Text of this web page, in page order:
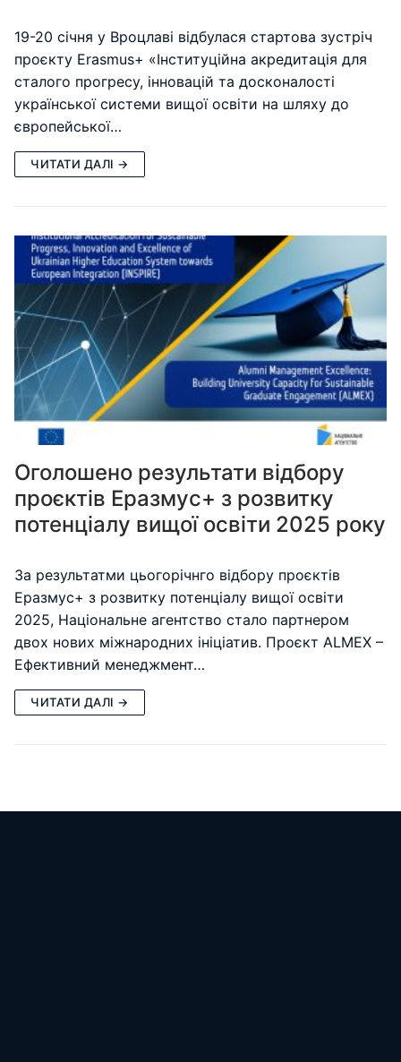
19-20 січня у Вроцлаві відбулася стартова зустріч
проєкту Erasmus+ «Інституційна акредитація для
сталого прогресу, інновацій та досконалості
української системи вищої освіти на шляху до
європейської…
ЧИТАТИ ДАЛІ →
Оголошено результати відбору
проєктів Еразмус+ з розвитку
потенціалу вищої освіти 2025 року
За результатми цьогорічнго відбору проєктів
Еразмус+ з розвитку потенціалу вищої освіти
2025, Національне агентство стало партнером
двох нових міжнародних ініціатив. Проєкт ALMEX –
Ефективний менеджмент…
ЧИТАТИ ДАЛІ →